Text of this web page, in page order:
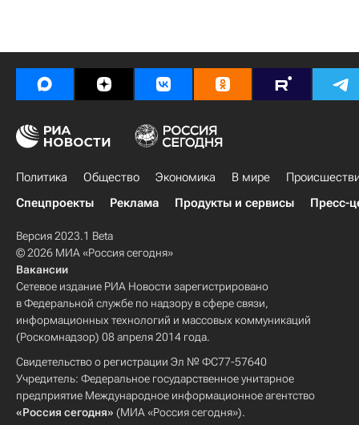
Политика Общество Экономика В мире
Спецпроекты
Реклама Продукты и сервисы Пресс-
Версия 2023.1 Beta
© 2026 МИА «Россия сегодня»
Вакансии
Сетевое издание РИА Новости зарегистрировано
в Федеральной службе по надзору в сфере связи,
информационных технологий и массовых коммуникаций
(Роскомнадзор) 08 апреля 2014 года.
Свидетельство о регистрации Эл № ФС77-57640
Учредитель: Федеральное государственное унитарное
предприятие Международное информационное агентство
«Россия сегодня» (МИА «Россия сегодня»).